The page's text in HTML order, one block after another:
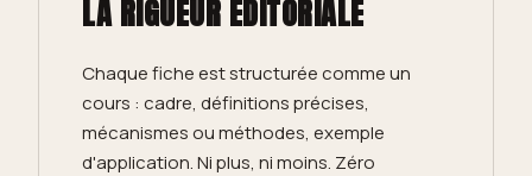
LA RIGUEUR ÉDITORIALE
Chaque fiche est structurée comme un
cours : cadre, définitions précises,
mécanismes ou méthodes, exemple
d'application. Ni plus, ni moins. Zéro